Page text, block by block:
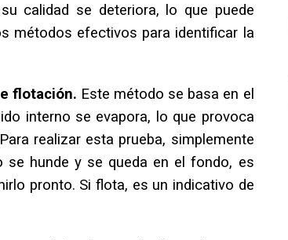
calidad se deteriora, lo que puede
métodos efectivos para identificar la
flotación. Este método se basa en el
interno se evapora, lo que provoca
realizar esta prueba, simplemente
se hunde y se queda en el fondo, es
pronto. Si flota, es un indicativo de